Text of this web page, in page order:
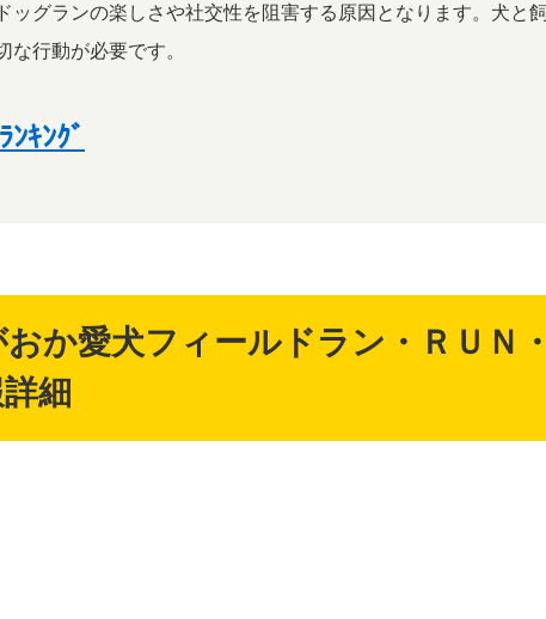
ッグランの楽しさや社交性を阻害する原因となります。犬と
な行動が必要です。
ｷﾝｸﾞ
か愛犬フィールドラン・ＲＵＮ
細